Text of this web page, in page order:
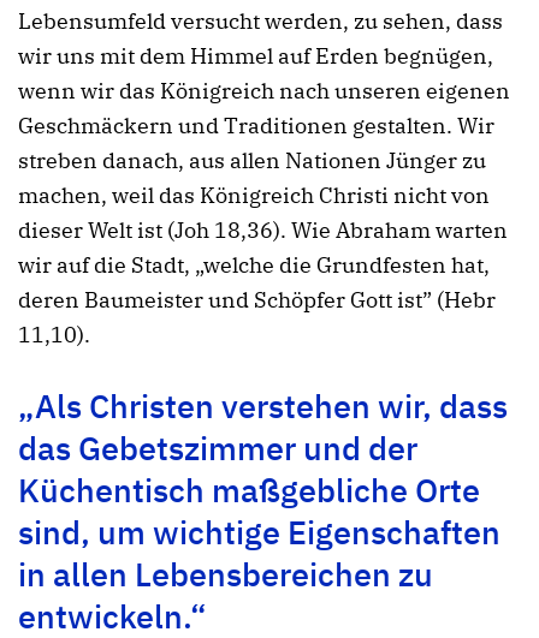
Lebensumfeld versucht werden, zu sehen, dass
wir uns mit dem Himmel auf Erden begnügen,
wenn wir das Königreich nach unseren eigenen
Geschmäckern und Traditionen gestalten. Wir
streben danach, aus allen Nationen Jünger zu
machen, weil das Königreich Christi nicht von
dieser Welt ist (Joh 18,36). Wie Abraham warten
wir auf die Stadt, „welche die Grundfesten hat,
deren Baumeister und Schöpfer Gott ist” (Hebr
11,10).
„Als Christen verstehen wir, dass
das Gebetszimmer und der
Küchentisch maßgebliche Orte
sind, um wichtige Eigenschaften
in allen Lebensbereichen zu
entwickeln.“